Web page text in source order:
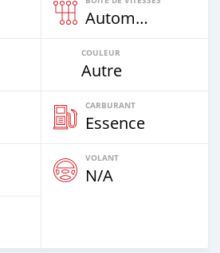
Automatique
COULEUR
Autre
CARBURANT
Essence
VOLANT
N/A